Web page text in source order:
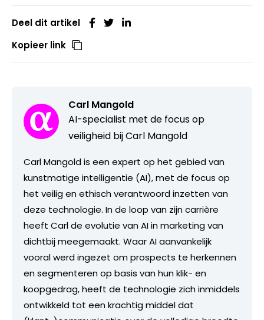
Deel dit artikel
Kopieer link
Carl Mangold
AI-specialist met de focus op
veiligheid bij Carl Mangold
Carl Mangold is een expert op het gebied van
kunstmatige intelligentie (AI), met de focus op
het veilig en ethisch verantwoord inzetten van
deze technologie. In de loop van zijn carrière
heeft Carl de evolutie van AI in marketing van
dichtbij meegemaakt. Waar AI aanvankelijk
vooral werd ingezet om prospects te herkennen
en segmenteren op basis van hun klik- en
koopgedrag, heeft de technologie zich inmiddels
ontwikkeld tot een krachtig middel dat